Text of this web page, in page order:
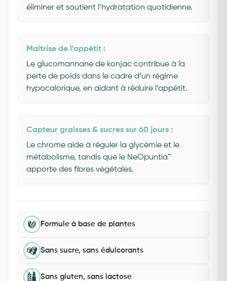
éliminer et soutient l’hydratation quotidienne.
Maîtrise de l’appétit :
Le glucomannane de konjac contribue à la
perte de poids dans le cadre d’un régime
hypocalorique, en aidant à réduire l’appétit.
Capteur graisses & sucres sur 60 jours :
Le chrome aide à réguler la glycémie et le
métabolisme, tandis que le NeOpuntia™
apporte des fibres végétales.
Formule à base de plantes
Sans sucre, sans édulcorants
Sans gluten, sans lactose